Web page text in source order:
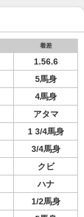
着差
1.56.6
5馬身
4馬身
アタマ
1 3/4馬身
3/4馬身
クビ
ハナ
1/2馬身